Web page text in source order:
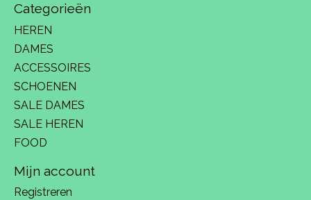
Categorieën
HEREN
DAMES
ACCESSOIRES
SCHOENEN
SALE DAMES
SALE HEREN
FOOD
Mijn account
Registreren